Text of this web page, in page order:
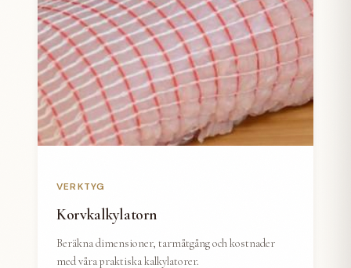
VERKTYG
Korvkalkylatorn
Beräkna dimensioner, tarmåtgång och kostnader
med våra praktiska kalkylatorer.